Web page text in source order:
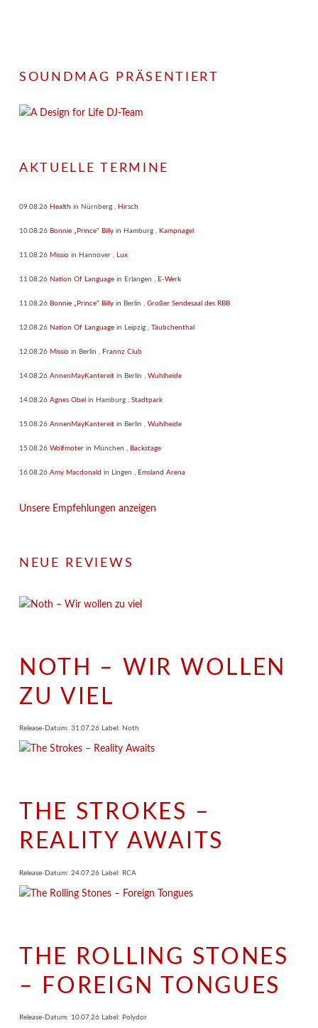
SOUNDMAG PRÄSENTIERT
AKTUELLE TERMINE
09.08.26 Health in Nürnberg , Hirsch
10.08.26 Bonnie „Prince“ Billy in Hamburg , Kampnagel
11.08.26 Missio in Hannover , Lux
11.08.26 Nation Of Language in Erlangen , E-Werk
11.08.26 Bonnie „Prince“ Billy in Berlin , Großer Sendesaal des RBB
12.08.26 Nation Of Language in Leipzig , Täubchenthal
12.08.26 Missio in Berlin , Frannz Club
14.08.26 AnnenMayKantereit in Berlin , Wuhlheide
14.08.26 Agnes Obel in Hamburg , Stadtpark
15.08.26 AnnenMayKantereit in Berlin , Wuhlheide
15.08.26 Wolfmoter in München , Backstage
16.08.26 Amy Macdonald in Lingen , Emsland Arena
Unsere Empfehlungen anzeigen
NEUE REVIEWS
NOTH – WIR WOLLEN
ZU VIEL
Release-Datum: 31.07.26 Label: Noth
THE STROKES –
REALITY AWAITS
Release-Datum: 24.07.26 Label: RCA
THE ROLLING STONES
– FOREIGN TONGUES
Release-Datum: 10.07.26 Label: Polydor